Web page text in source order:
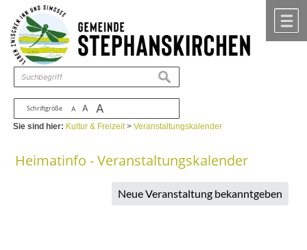
Zum Inhalt ,zur Navigation
Schriftgröße A A A
suchen
Sie sind hier: Kultur & Freizeit>Veranstaltungskalender
Heimatinfo - Veranstaltungskalender